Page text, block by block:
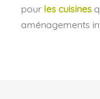
pour les cuisines
aménagements